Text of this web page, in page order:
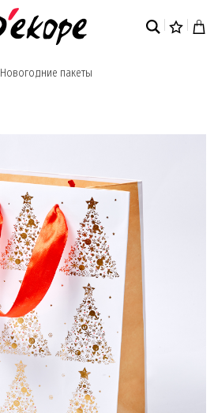
Новогодние пакеты